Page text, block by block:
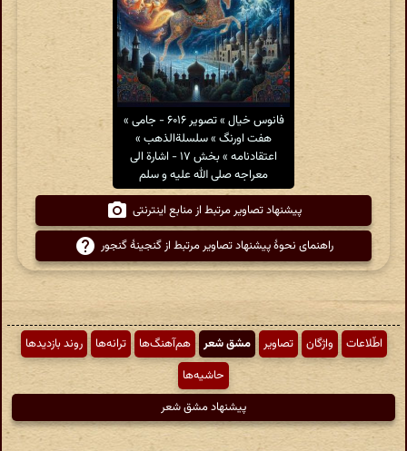
فانوس خیال » تصویر ۶۰۱۶ - جامی »
هفت اورنگ » سلسلةالذهب »
اعتقادنامه » بخش ۱۷ - اشارة الی
معراجه صلی الله علیه و سلم
پیشنهاد تصاویر مرتبط از منابع اینترنتی
راهنمای نحوهٔ پیشنهاد تصاویر مرتبط از گنجینهٔ گنجور
اطّلاعات واژگان تصاویر مشق شعر هم‌آهنگ‌ها ترانه‌ها
روند بازدیدها
حاشیه‌ها
پیشنهاد مشق شعر